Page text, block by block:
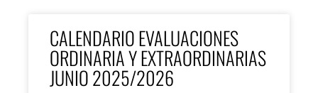
CALENDARIO EVALUACIONES
ORDINARIA Y EXTRAORDINARIAS
JUNIO 2025/2026